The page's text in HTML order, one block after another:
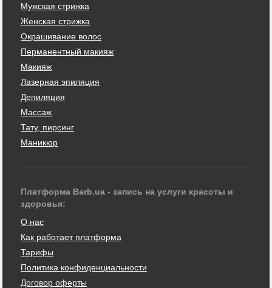
Мужская стрижка
Женская стрижка
Окрашивание волос
Перманентный макияж
Макияж
Лазерная эпиляция
Депиляция
Массаж
Тату, пирсинг
Маникюр
Платформа Barb.ua - запись на услуги красоты и
здоровья:
О нас
Как работает платформа
Тарифы
Политика конфиденциальности
Договор оферты